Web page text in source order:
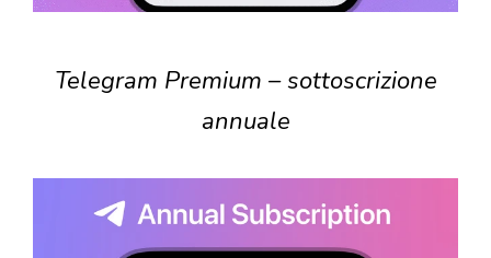
Telegram Premium – sottoscrizione
annuale